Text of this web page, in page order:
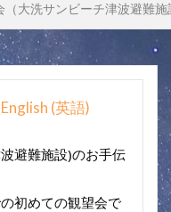
（大洗サンビーチ津波避難
English (英語)
避難施設)のお手伝
初めての観望会で